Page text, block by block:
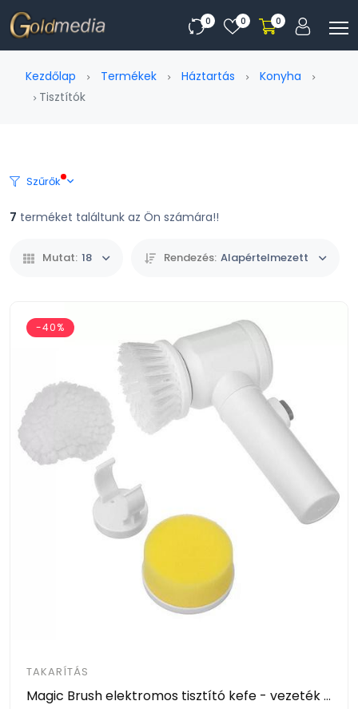
0 0 0
Kezdőlap Termékek Háztartás
Konyha
Tisztítók
Szűrők
7 terméket találtunk az Ön számára!!
Mutat: 18 Rendezés: Alapértelmezett
-40%
TAKARÍTÁS
Magic Brush elektromos tisztító kefe - vezeték nélküli - 3 tisztítási móddal